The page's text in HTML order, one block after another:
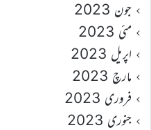
جون 2023
مئی 2023
اپریل 2023
مارچ 2023
فروری 2023
جنوری 2023